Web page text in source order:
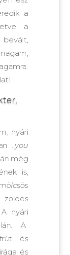
a
a
nyári
.. you
még
is,
nyári
A
és
és